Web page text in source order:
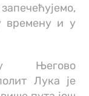
времену и у
Његово
Лука је